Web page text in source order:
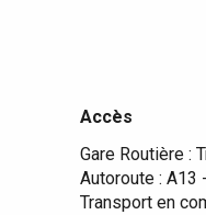
Accès
Accès
Gare Routière :
Autoroute : A13
Transport en